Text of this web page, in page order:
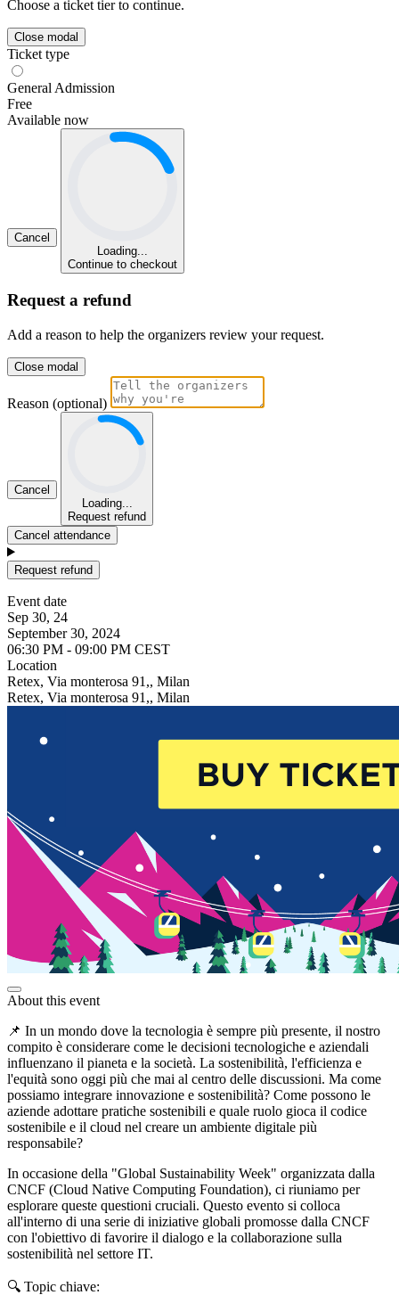
Choose a ticket tier to continue.
Close modal
Ticket type
General Admission
Free
Available now
Cancel
Loading...
Continue to checkout
Request a refund
Add a reason to help the organizers review your request.
Close modal
Reason (optional)
Cancel
Loading...
Request refund
Cancel attendance
Request refund
Event date
Sep 30, 24
September 30, 2024
06:30 PM - 09:00 PM CEST
Location
Retex, Via monterosa 91,, Milan
Retex, Via monterosa 91,, Milan
About this event
📌 In un mondo dove la tecnologia è sempre più presente, il nostro
compito è considerare come le decisioni tecnologiche e aziendali
influenzano il pianeta e la società. La sostenibilità, l'efficienza e
l'equità sono oggi più che mai al centro delle discussioni. Ma come
possiamo integrare innovazione e sostenibilità? Come possono le
aziende adottare pratiche sostenibili e quale ruolo gioca il codice
sostenibile e il cloud nel creare un ambiente digitale più
responsabile?
In occasione della "Global Sustainability Week" organizzata dalla
CNCF (Cloud Native Computing Foundation), ci riuniamo per
esplorare queste questioni cruciali. Questo evento si colloca
all'interno di una serie di iniziative globali promosse dalla CNCF
con l'obiettivo di favorire il dialogo e la collaborazione sulla
sostenibilità nel settore IT.
🔍 Topic chiave: